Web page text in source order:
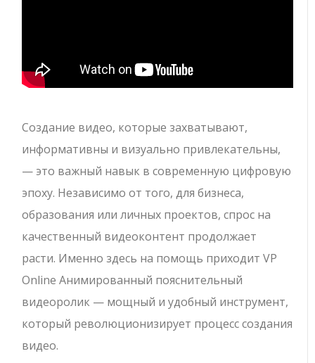
Создание видео, которые захватывают,
информативны и визуально привлекательны,
— это важный навык в современную цифровую
эпоху. Независимо от того, для бизнеса,
образования или личных проектов, спрос на
качественный видеоконтент продолжает
расти. Именно здесь на помощь приходит VP
Online Анимированный пояснительный
видеоролик — мощный и удобный инструмент,
который революционизирует процесс создания
видео.